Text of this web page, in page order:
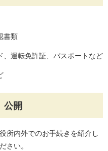
書類
運転免許証、パスポートなど
公開
所内外でのお手続きを紹介し
さい。